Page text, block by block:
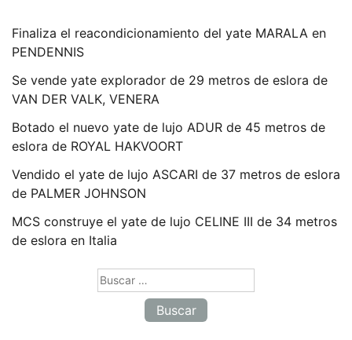
Finaliza el reacondicionamiento del yate MARALA en
PENDENNIS
Se vende yate explorador de 29 metros de eslora de
VAN DER VALK, VENERA
Botado el nuevo yate de lujo ADUR de 45 metros de
eslora de ROYAL HAKVOORT
Vendido el yate de lujo ASCARI de 37 metros de eslora
de PALMER JOHNSON
MCS construye el yate de lujo CELINE III de 34 metros
de eslora en Italia